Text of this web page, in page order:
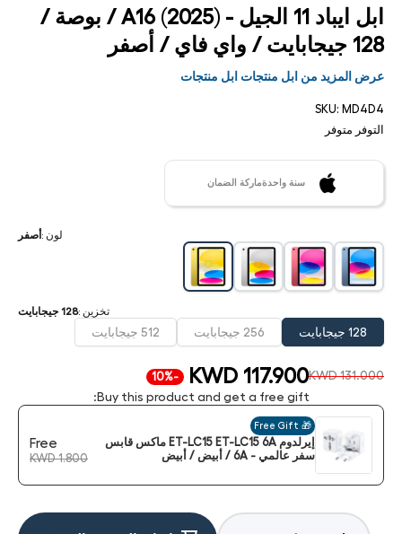
ابل ايباد 11 الجيل - A16 (2025) / بوصة /
128 جيجابايت / واي فاي / أصفر
عرض المزيد من ابل منتجات ابل منتجات
SKU: MD4D4
التوفر
متوفر
سنة واحدةماركة الضمان
لون : أصفر
تخزين :128 جيجابايت
128 جيجابايت 256 جيجابايت 512 جيجابايت
KWD 131.000
KWD 117.900
-10%
Buy this product and get a free gift:
🎁 Free Gift
إيرلدوم ET-LC15 ET-LC15 6A ماكس قابس
سفر عالمي - 6A / أبيض / أبيض
Free
KWD 1.800